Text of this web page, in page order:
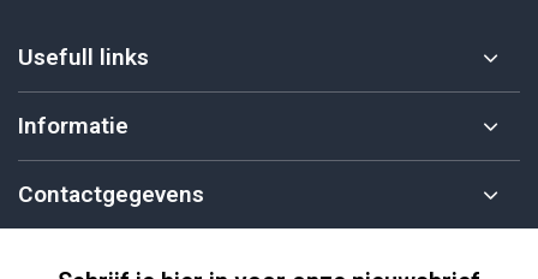
Usefull links
Informatie
Contactgegevens